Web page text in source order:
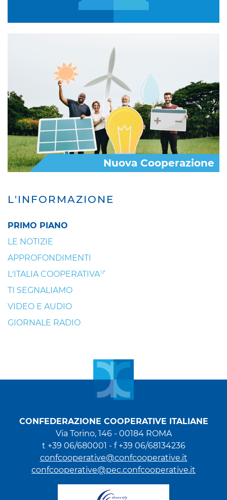
L'INFORMAZIONE
PRIMO PIANO
LE NOTIZIE
APPROFONDIMENTI
L'ITALIA COOPERATIVA
TI SEGNALIAMO
VIDEO E AUDIO
GIORNALE RADIO
Nuova Cooperazione
CONFEDERAZIONE COOPERATIVE ITALIANE
Via Torino, 146 - 00184 ROMA
t +39 06/680001 - f +39 06/68134236
confcooperative@confcooperative.it
confcooperative@pec.confcooperative.it